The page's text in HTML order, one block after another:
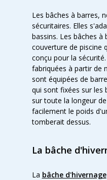
Les bâches à barres,
sécuritaires. Elles
bassins. Les bâches
couverture de piscine
conçu pour la
fabriquées à partir de
sont équipées de
qui sont fixées sur les
sur toute la longeur
facilement le poids
tomberait dessus.
La bâche
La bâche d'hivernage